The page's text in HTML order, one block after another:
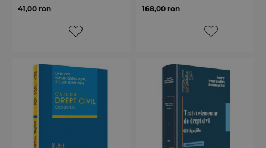
41,00 ron 168,00 ron